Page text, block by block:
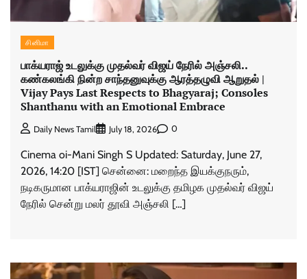
சினிமா
பாக்யராஜ் உடலுக்கு முதல்வர் விஜய் நேரில் அஞ்சலி..
கண்கலங்கி நின்ற சாந்தனுவுக்கு ஆரத்தழுவி ஆறுதல் |
Vijay Pays Last Respects to Bhagyaraj; Consoles
Shanthanu with an Emotional Embrace
Daily News Tamil July 18, 2026 0
Cinema oi-Mani Singh S Updated: Saturday, June 27,
2026, 14:20 [IST] சென்னை: மறைந்த இயக்குநரும்,
நடிகருமான பாக்யராஜின் உடலுக்கு தமிழக முதல்வர் விஜய்
நேரில் சென்று மலர் தூவி அஞ்சலி […]